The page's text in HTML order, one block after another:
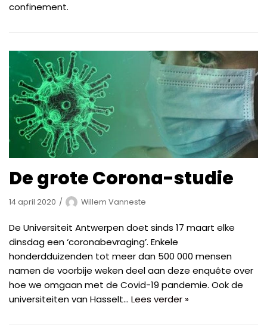
confinement.
De grote Corona-studie
14 april 2020 Willem Vanneste
De Universiteit Antwerpen doet sinds 17 maart elke
dinsdag een ‘coronabevraging’. Enkele
honderdduizenden tot meer dan 500 000 mensen
namen de voorbije weken deel aan deze enquête over
hoe we omgaan met de Covid-19 pandemie. Ook de
universiteiten van Hasselt… Lees verder »